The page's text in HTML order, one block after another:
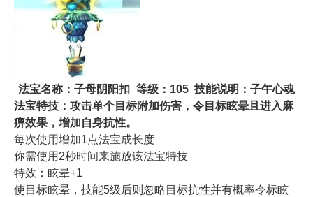
法宝名称： 子母阴阳扣 等级：105 技能说明：子午心魂
法宝特技：攻击单个目标附加伤害，令目标眩晕且进入麻
痹效果，增加自身抗性。
每次使用增加1点法宝成长度
你需使用2秒时间来施放该法宝特技
特效：眩晕+1
使目标眩晕，技能5级后则忽略目标抗性并有概率令标眩